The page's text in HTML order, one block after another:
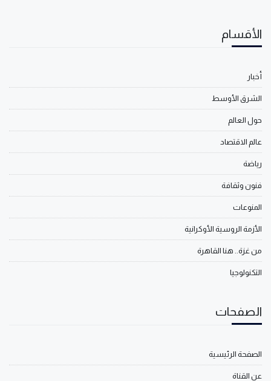
الأقسام
أخبار
الشرق الأوسط
حول العالم
عالم الاقتصاد
رياضة
فنون وثقافة
المنوعات
الأزمة الروسية الأوكرانية
من غزة.. هنا القاهرة
التكنولوجيا
الصفحات
الصفحة الرئيسية
عن القناة